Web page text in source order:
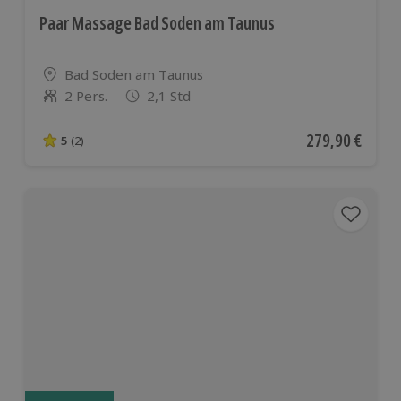
Paar Massage Bad Soden am Taunus
Standort
Bad Soden am Taunus
Anzahl der Teilnehmer
2 Pers. 2,1 Std
5 von 5 Sternen basierend auf 2 Bewertungen
5 (2) Aktueller Preis
279,90 €